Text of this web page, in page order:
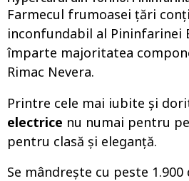
Farmecul frumoasei țări
inconfundabil al Pininfarinei
împarte majoritatea
Rimac Nevera.
Printre cele mai iubite și
electrice nu numai pentru
pentru clasă și eleganță.
Se mândrește cu peste